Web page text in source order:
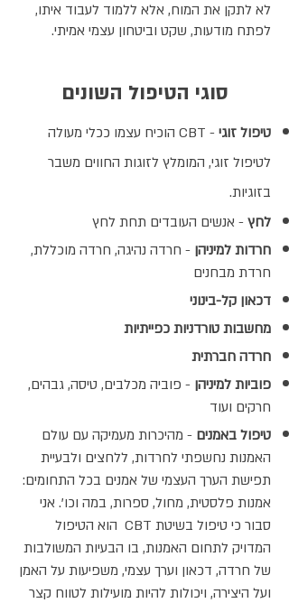
לא לתקן את המוח, אלא ללמוד לעבוד איתו,
לפתח מודעות, שקט וביטחון עצמי אמיתי.
סוגי הטיפול השונים
טיפול זוגי
- CBT הוכיח עצמו ככלי מעולה
לטיפול זוגי, המומלץ לזוגות החווים משבר
בזוגיות.
לחץ - אנשים העובדים תחת לחץ
חרדות למיניהן - חרדה נהיגה, חרדה מוכללת,
חרדת מבחנים
דכאון קל-בינוני
מחשבות טורדניות כפייתיות
חרדה חברתית
פוביות למיניהן - פוביה מכלבים, טיסה, גבהים,
חרקים ועוד
טיפול באמנים - מהיכרות מעמיקה עם עולם
האמנות נחשפתי לחרדות, ללחצים ולבעיית
תפישת הערך העצמי של אמנים בכל התחומים:
אמנות פלסטית, מחול, ספרות, במה וכו'. אני
סבור כי טיפול בשיטת CBT הוא הטיפול
המדויק לתחום האמנות, בו הבעיות המשולבות
של חרדה, דכאון וערך עצמי, משפיעות על האמן
ועל היצירה, ויכולות להיות מועילות לטווח קצר